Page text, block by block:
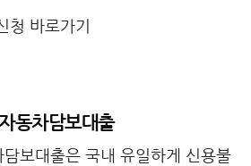
동차담보대출
보대출은 국내 유일하게 신용불